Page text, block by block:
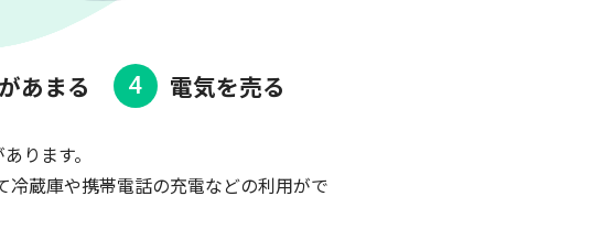
あまる 4 電気を売る
ります。
蔵庫や携帯電話の充電などの利用がで